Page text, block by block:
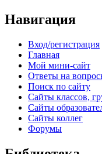
Навигация
Вход/регистрация
Главная
Мой мини-сайт
Ответы на
Поиск по сайту
Сайты классов,
Сайты
Сайты коллег
Форумы